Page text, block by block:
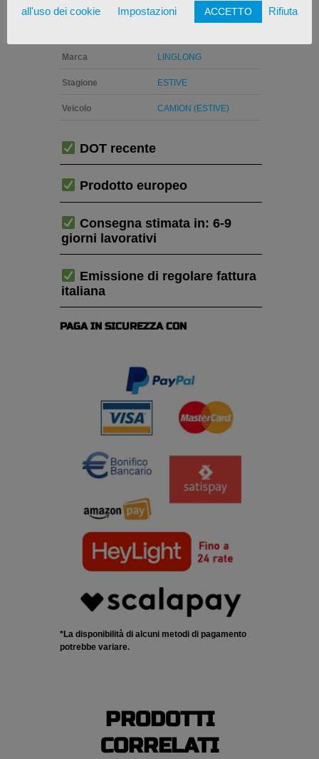
Diam 22
Marca LINGLONG
Stagione ESTIVE
Veicolo CAMION (ESTIVE)
DOT recente
Prodotto europeo
Consegna stimata in: 6-9
giorni lavorativi
Emissione di regolare fattura
italiana
PAGA IN SICUREZZA CON
*La disponibilità di alcuni metodi di pagamento
potrebbe variare.
PRODOTTI
CORRELATI
all'uso dei cookie
Impostazioni ACCETTO Rifiuta